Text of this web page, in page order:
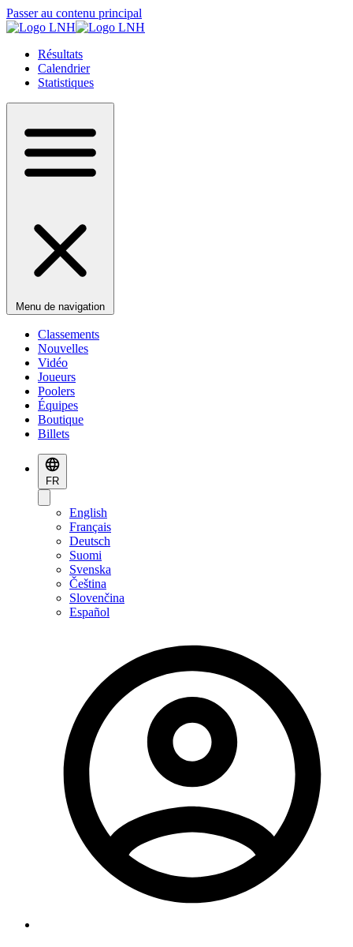
Passer au contenu principal
Résultats
Calendrier
Statistiques
Menu de navigation
Classements
Nouvelles
Vidéo
Joueurs
Poolers
Équipes
Boutique
Billets
FR
English
Français
Deutsch
Suomi
Svenska
Čeština
Slovenčina
Español